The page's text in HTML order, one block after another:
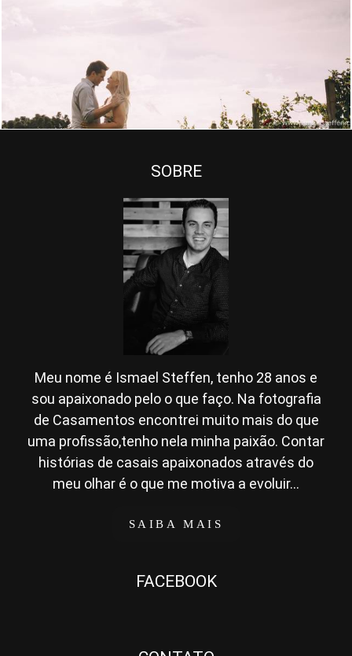
SOBRE
Meu nome é Ismael Steffen, tenho 28 anos e
sou apaixonado pelo o que faço. Na fotografia
de Casamentos encontrei muito mais do que
uma profissão,tenho nela minha paixão. Contar
histórias de casais apaixonados através do
meu olhar é o que me motiva a evoluir...
SAIBA MAIS
FACEBOOK